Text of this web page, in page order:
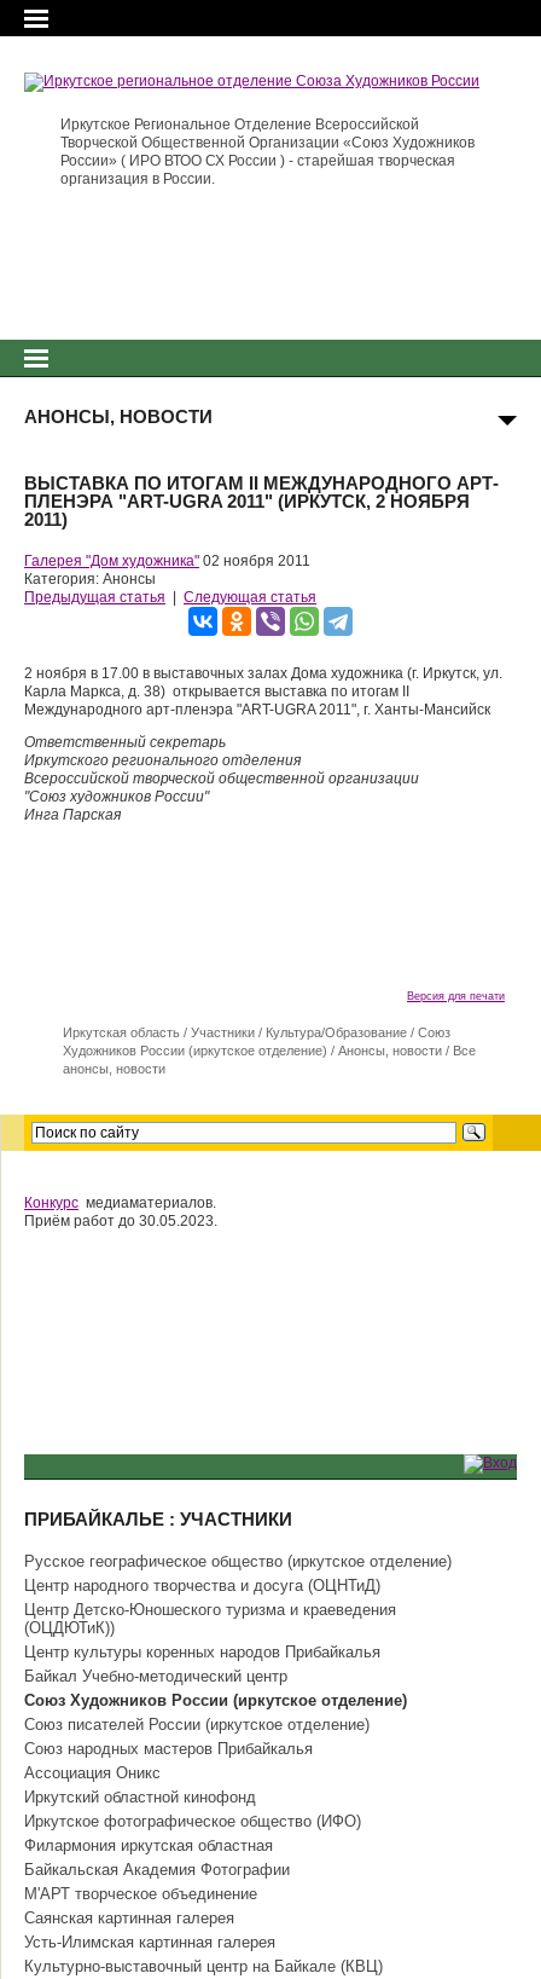
Иркутское Региональное Отделение Всероссийской
Творческой Общественной Организации «Союз Художников
России» ( ИРО ВТОО СХ России ) - старейшая творческая
организация в России.
АНОНСЫ, НОВОСТИ
ВЫСТАВКА ПО ИТОГАМ II МЕЖДУНАРОДНОГО АРТ-
ПЛЕНЭРА "ART-UGRA 2011" (ИРКУТСК, 2 НОЯБРЯ
2011)
Галерея "Дом художника" 02 ноября 2011
Категория: Анонсы
Предыдущая статья
Следующая статья
2 ноября в 17.00 в выставочных залах Дома художника (г. Иркутск, ул.
Карла Маркса, д. 38) открывается выставка по итогам II
Международного арт-пленэра "ART-UGRA 2011", г. Ханты-Мансийск
Ответственный секретарь
Иркутского регионального отделения
Всероссийской творческой общественной организации
"Союз художников России"
Инга Парская
Версия для печати
Иркутская область / Участники / Культура/Образование / Союз
Художников России (иркутское отделение) / Анонсы, новости / Все
анонсы, новости
Конкурс медиаматериалов.
Приём работ до 30.05.2023.
ПРИБАЙКАЛЬЕ : УЧАСТНИКИ
Русское географическое общество (иркутское отделение)
Центр народного творчества и досуга (ОЦНТиД)
Центр Детско-Юношеского туризма и краеведения
(ОЦДЮТиК))
Центр культуры коренных народов Прибайкалья
Байкал Учебно-методический центр
Союз Художников России (иркутское отделение)
Союз писателей России (иркутское отделение)
Союз народных мастеров Прибайкалья
Ассоциация Оникс
Иркутский областной кинофонд
Иркутское фотографическое общество (ИФО)
Филармония иркутская областная
Байкальская Академия Фотографии
М'АРТ творческое объединение
Саянская картинная галерея
Усть-Илимская картинная галерея
Культурно-выставочный центр на Байкале (КВЦ)